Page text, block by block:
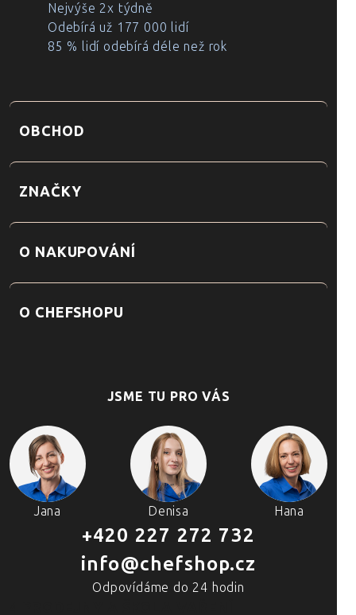
Nejvýše 2x týdně
Odebírá už 177 000 lidí
85 % lidí odebírá déle než rok
OBCHOD
ZNAČKY
O NAKUPOVÁNÍ
O CHEFSHOPU
JSME TU PRO VÁS
Jana Denisa Hana
+420 227 272 732
info@chefshop.cz
Odpovídáme do 24 hodin